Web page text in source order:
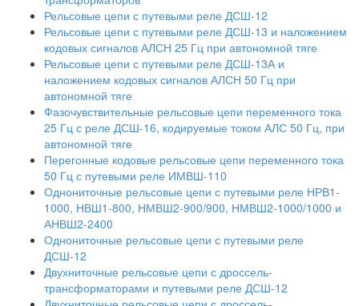
Рельсовые цепи с путевыми реле ДСШ-12
Рельсовые цепи с путевыми реле ДСШ-13 и наложением
кодовых сигналов АЛСН 25 Гц при автономной тяге
Рельсовые цепи с путевыми реле ДСШ-13А и
наложением кодовых сигналов АЛСН 50 Гц при
автономной тяге
Фазочувствительные рельсовые цепи переменного тока
25 Гц с реле ДСШ-16, кодируемые током АЛС 50 Гц, при
автономной тяге
Перегонные кодовые рельсовые цепи переменного тока
50 Гц с путевыми реле ИМВШ-110
Однониточные рельсовые цепи с путевыми реле НРВ1-
1000, НВШ1-800, НМВШ2-900/900, НМВШ2-1000/1000 и
АНВШ2-2400
Однониточные рельсовые цепи с путевыми реле
ДСШ-12
Двухниточные рельсовые цепи с дроссель-
трансформаторами и путевыми реле ДСШ-12